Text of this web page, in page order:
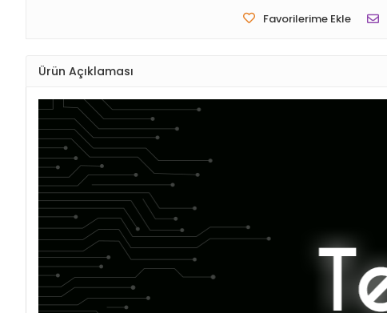
Favorilerime Ekle
Ürün Açıklaması